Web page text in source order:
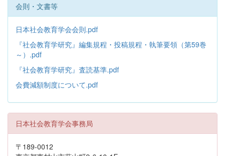
会則・文書等
日本社会教育学会会則.pdf
『社会教育学研究』編集規程・投稿規程・執筆要領（第59巻
～）.pdf
『社会教育学研究』査読基準.pdf
会費減額制度について.pdf
日本社会教育学会事務局
〒189-0012